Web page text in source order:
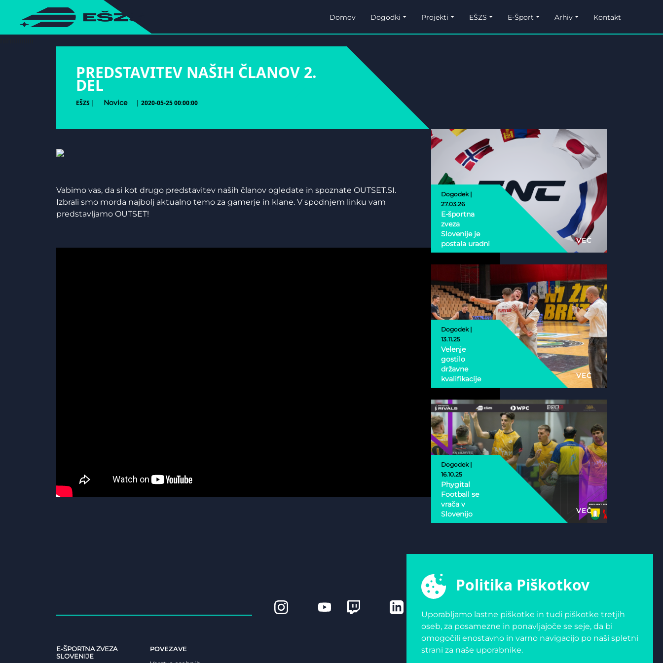
Domov Dogodki Projekti EŠZS E-Šport Arhiv Kontakt
PREDSTAVITEV NAŠIH ČLANOV 2.
DEL
EŠZS | Novice | 2020-05-25 00:00:00
Vabimo vas, da si kot drugo predstavitev naših članov ogledate in spoznate OUTSET.SI.
Izbrali smo morda najbolj aktualno temo za gamerje in klane. V spodnjem linku vam
predstavljamo OUTSET!
Dogodek |
27.03.26
E-športna
zveza
Slovenije je
postala uradni
nacionalni
partner
Esports
Nations Cup
2026
VEČ
Dogodek |
13.11.25
Velenje
gostilo
državne
kvalifikacije
Phygital
VEČ
Dogodek |
16.10.25
Phygital
Football se
vrača v
Slovenijo
VEČ
E-ŠPORTNA ZVEZA
SLOVENIJE
POVEZAVE
Politika Piškotkov
Uporabljamo lastne piškotke in tudi piškotke tretjih
oseb, za posamezne in ponavljajoče se seje, da bi
omogočili enostavno in varno navigacijo po naši spletni
strani za naše uporabnike.